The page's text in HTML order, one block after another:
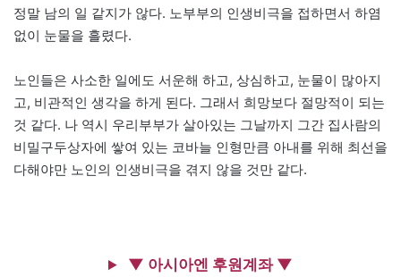
정말 남의 일 같지가 않다. 노부부의 인생비극을 접하면서 하염
없이 눈물을 흘렸다.
노인들은 사소한 일에도 서운해 하고, 상심하고, 눈물이 많아지
고, 비관적인 생각을 하게 된다. 그래서 희망보다 절망적이 되는
것 같다. 나 역시 우리부부가 살아있는 그날까지 그간 집사람의
비밀구두상자에 쌓여 있는 코바늘 인형만큼 아내를 위해 최선을
다해야만 노인의 인생비극을 겪지 않을 것만 같다.
▼ 아시아엔 후원계좌 ▼